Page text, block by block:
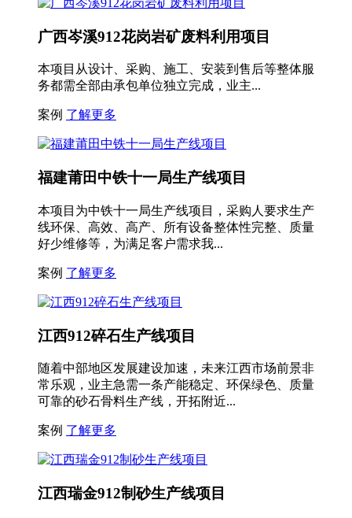
广西岑溪912花岗岩矿废料利用项目
本项目从设计、采购、施工、安装到售后等整体服
务都需全部由承包单位独立完成，业主...
案例 了解更多
福建莆田中铁十一局生产线项目
本项目为中铁十一局生产线项目，采购人要求生产
线环保、高效、高产、所有设备整体性完整、质量
好少维修等，为满足客户需求我...
案例 了解更多
江西912碎石生产线项目
随着中部地区发展建设加速，未来江西市场前景非
常乐观，业主急需一条产能稳定、环保绿色、质量
可靠的砂石骨料生产线，开拓附近...
案例 了解更多
江西瑞金912制砂生产线项目